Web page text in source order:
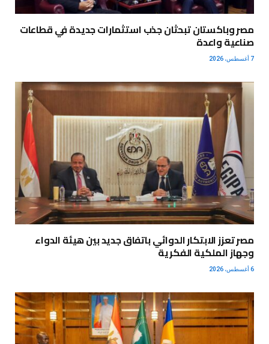
مصر وباكستان تبحثان جذب استثمارات جديدة في قطاعات
صناعية واعدة
7 أغسطس، 2026
مصر تعزز الابتكار الدوائي باتفاق جديد بين هيئة الدواء
وجهاز الملكية الفكرية
6 أغسطس، 2026